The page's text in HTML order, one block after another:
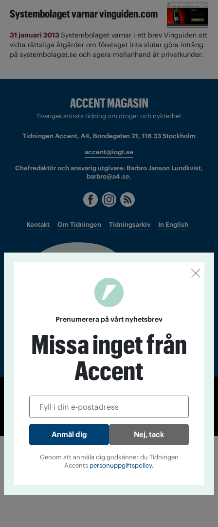
Systembolaget varnar vinguiden.com
31 januari 2013 Systembolaget varnar i ett brev Vinguiden att
vidta rättsliga åtgärder om företaget inte slutar göra intrång
på systembolaget.se och agera mellanhand åt privatkunder.
Sveriges största tidning om droger och nykterhet
Tidningen Accent, A4, Bondegatan 21, 116 33 Stockholm
accent@iogt.se
Chefredaktör och ansvarig utgivare: Barbro Janson Lundkvist,
barbro@a4.se.
Kontakt Om Tidningen Tidningsarkiv In English
Läs tidigare
Cookiepolicy
Personuppgiftspolicy
Prenumerera på vårt nyhetsbrev
Missa inget från
Accent
Nej, tack
Genom att anmäla dig godkänner du Tidningen
Accents personuppgiftspolicy.